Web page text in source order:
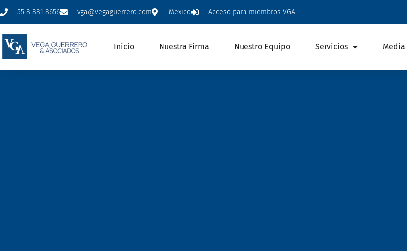
55 8 881 8656 vga@vegaguerrero.com Mexico Acceso para miembros VGA
Inicio Nuestra Firma Nuestro Equipo Servicios Media